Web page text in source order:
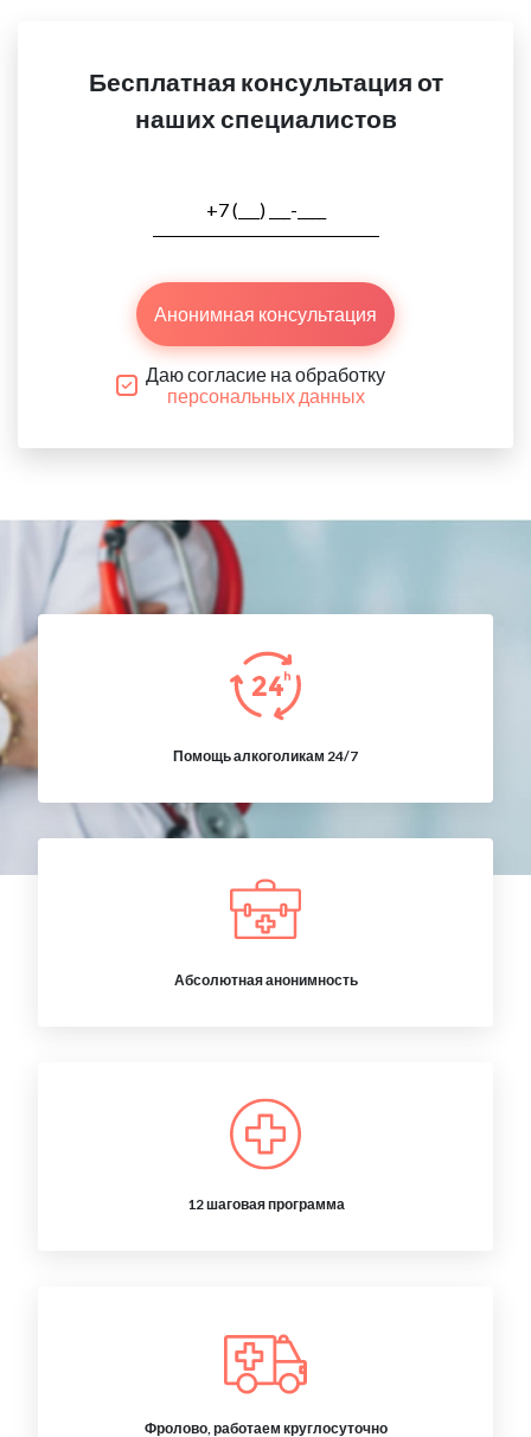
Бесплатная консультация от
наших специалистов
Анонимная консультация
Даю согласие на обработку
персональных данных
Помощь алкоголикам 24/7
Абсолютная анонимность
12 шаговая программа
Фролово, работаем круглосуточно